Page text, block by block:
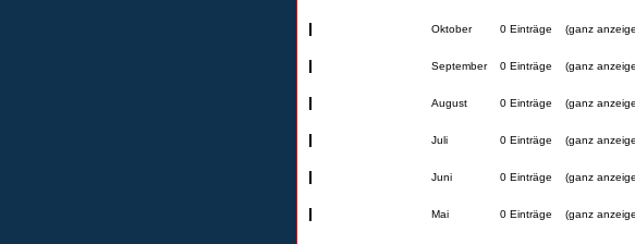
Oktober 0 Einträge (ganz
September 0 Einträge (ganz
August 0 Einträge (ganz
Juli 0 Einträge (ganz
Juni 0 Einträge (ganz
Mai 0 Einträge (ganz